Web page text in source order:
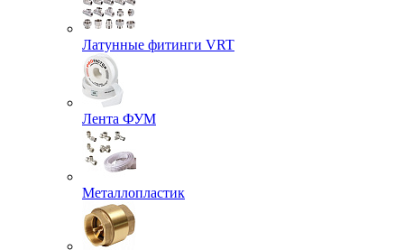
Латунные фитинги VRT
Лента ФУМ
Металлопластик